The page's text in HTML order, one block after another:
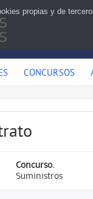
CONCURSOS
Concurso.
Suministros
propias y de